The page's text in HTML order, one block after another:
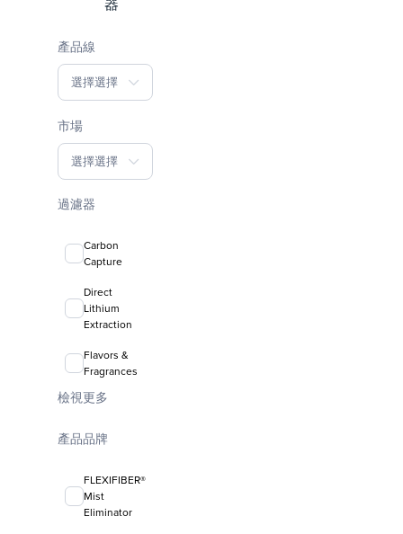
產品線
選擇選擇
市場
選擇選擇
過濾器
Carbon
Capture
Direct
Lithium
Extraction
Flavors &
Fragrances
檢視更多
產品品牌
FLEXIFIBER®
Mist
Eliminator